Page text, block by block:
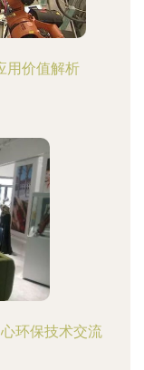
用价值解析
环保技术交流